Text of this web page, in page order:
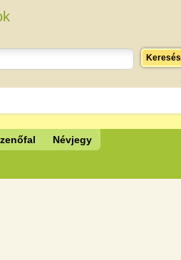
Keresés
Névjegy